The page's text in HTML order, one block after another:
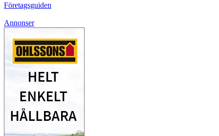
Företagsguiden
Annonser